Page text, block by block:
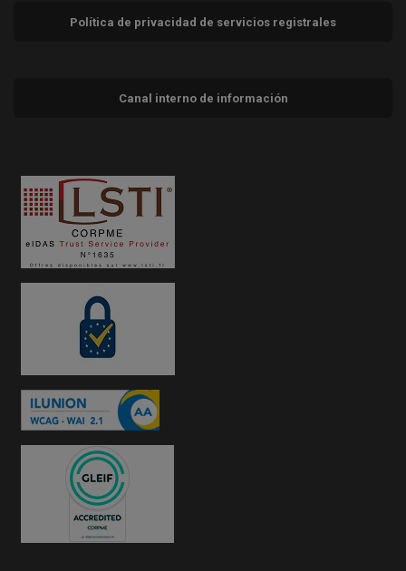
Política de privacidad de servicios registrales
Canal interno de información